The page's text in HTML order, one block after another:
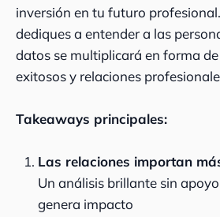
inversión en tu futuro
dediques a entender a las
datos se multiplicará en forma
exitosos y relaciones
Takeaways principales:
Las relaciones importan
Un análisis brillante sin
genera impacto